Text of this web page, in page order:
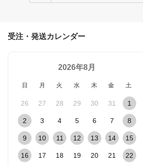
受注・発送カレンダー
2026年8月
日 月 火 水 木 金 土
26 27 28 29 30 31 1
2 3 4 5 6 7 8
9 10 11 12 13 14 15
16 17 18 19 20 21 22